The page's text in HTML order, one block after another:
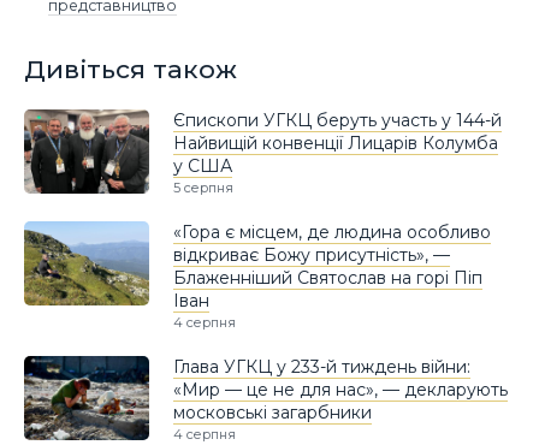
представництво
Дивіться також
Єпископи УГКЦ беруть участь у 144-й
Найвищій конвенції Лицарів Колумба
у США
5 серпня
«Гора є місцем, де людина особливо
відкриває Божу присутність», —
Блаженніший Святослав на горі Піп
Іван
4 серпня
Глава УГКЦ у 233-й тиждень війни:
«Мир — це не для нас», — декларують
московські загарбники
4 серпня